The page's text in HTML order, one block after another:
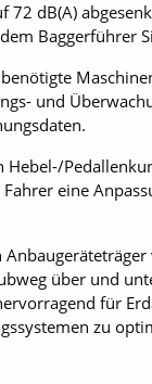
dB(A)
Baggerführer
und
eine
über und
für
zu